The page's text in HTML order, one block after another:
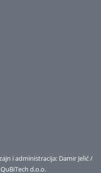
i administracija: Damir Jelić /
QuBiTech d.o.o.